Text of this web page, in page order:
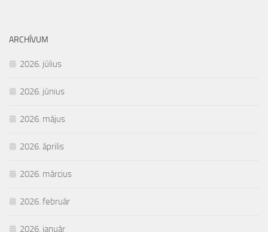
ARCHÍVUM
2026. július
2026. június
2026. május
2026. április
2026. március
2026. február
2026. január